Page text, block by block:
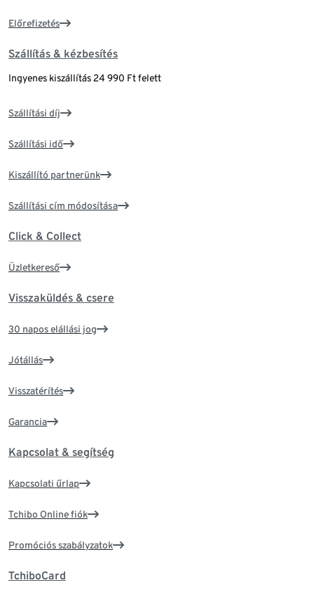
Előrefizetés
Szállítás & kézbesítés
Ingyenes kiszállítás 24 990 Ft felett
Szállítási díj
Szállítási idő
Kiszállító partnerünk
Szállítási cím módosítása
Click & Collect
Üzletkereső
Visszaküldés & csere
30 napos elállási jog
Jótállás
Visszatérítés
Garancia
Kapcsolat & segítség
Kapcsolati űrlap
Tchibo Online fiók
Promóciós szabályzatok
TchiboCard